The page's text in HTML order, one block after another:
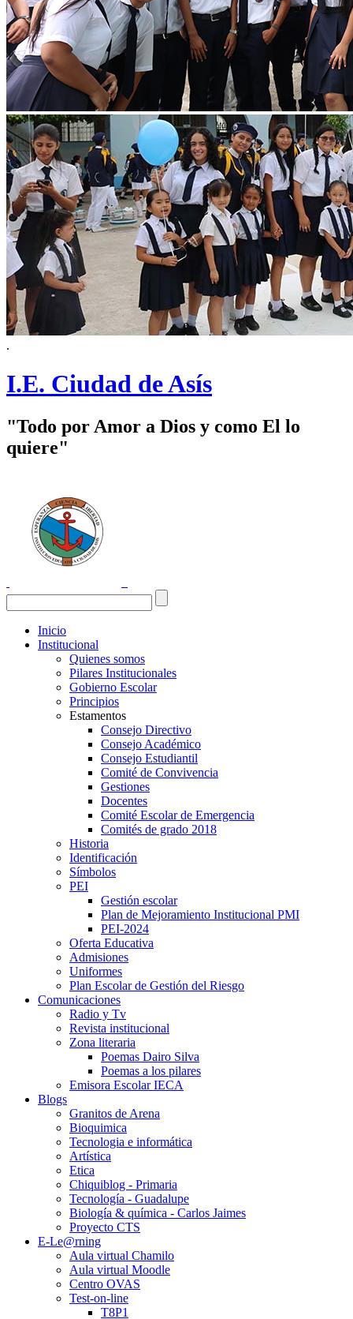
.
I.E. Ciudad de Asís
"Todo por Amor a Dios y como El lo
quiere"
Inicio
Institucional
Quienes somos
Pilares Institucionales
Gobierno Escolar
Principios
Estamentos
Consejo Directivo
Consejo Académico
Consejo Estudiantil
Comité de Convivencia
Gestiones
Docentes
Comité Escolar de Emergencia
Comités de grado 2018
Historia
Identificación
Símbolos
PEI
Gestión escolar
Plan de Mejoramiento Institucional PMI
PEI-2024
Oferta Educativa
Admisiones
Uniformes
Plan Escolar de Gestión del Riesgo
Comunicaciones
Radio y Tv
Revista institucional
Zona literaria
Poemas Dairo Silva
Poemas a los pilares
Emisora Escolar IECA
Blogs
Granitos de Arena
Bioquimica
Tecnologia e informática
Artística
Etica
Chiquiblog - Primaria
Tecnología - Guadalupe
Biología & química - Carlos Jaimes
Proyecto CTS
E-Le@rning
Aula virtual Chamilo
Aula virtual Moodle
Centro OVAS
Test-on-line
T8P1